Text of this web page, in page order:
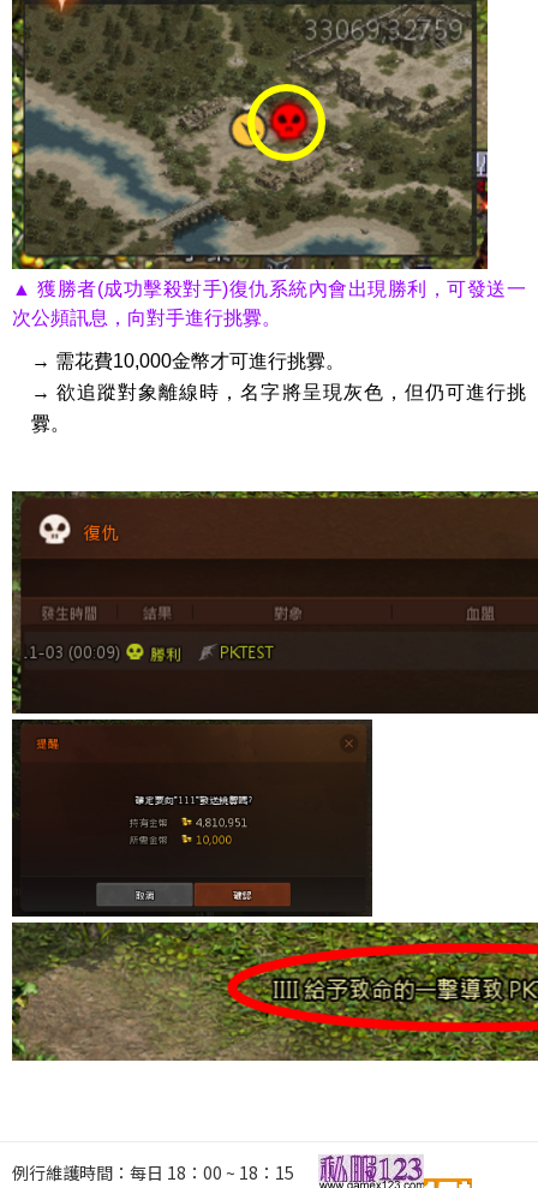
▲ 獲勝者(成功擊殺對手)復仇系統內會出現勝利，可發送一
次公頻訊息，向對手進行挑釁。
→ 需花費10,000金幣才可進行挑釁。
→ 欲追蹤對象離線時，名字將呈現灰色，但仍可進行挑
釁。
例行維護時間：每日 18：00 ~ 18：15